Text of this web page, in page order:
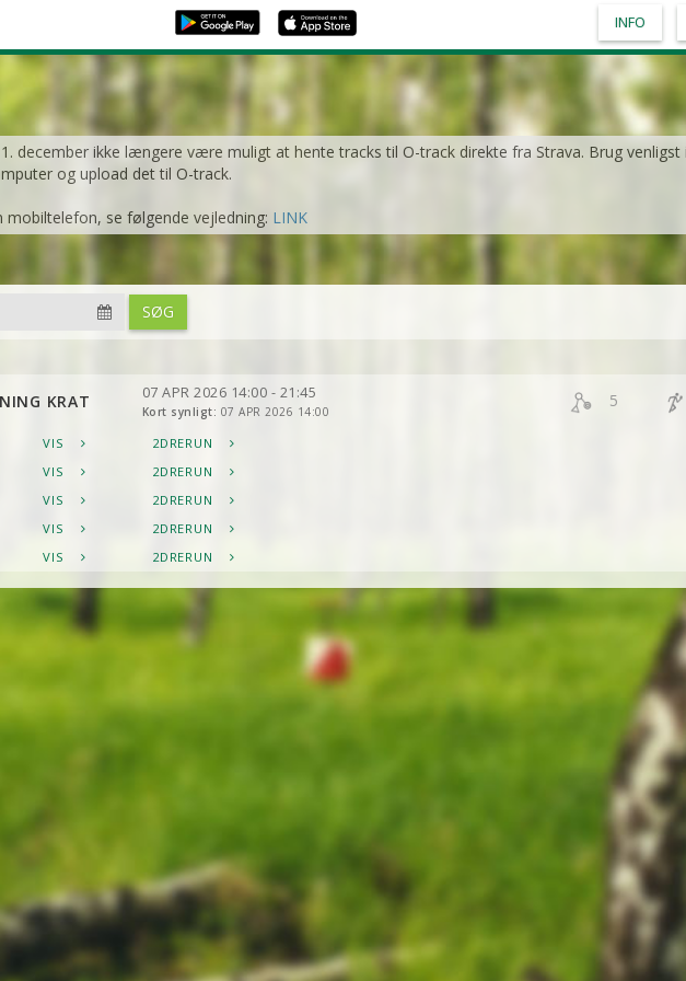
december ikke længere være muligt at hente tracks til O-track direkte fra Strava. Brug
og upload det til O-track.
se følgende vejledning: LINK
SØG
KRAT 07 APR 2026 14:00 - 21:45
Kort synligt: 07 APR 2026 14:00
5
VIS
2DRERUN
VIS
2DRERUN
VIS
2DRERUN
VIS
2DRERUN
VIS 2DRERUN
INFO